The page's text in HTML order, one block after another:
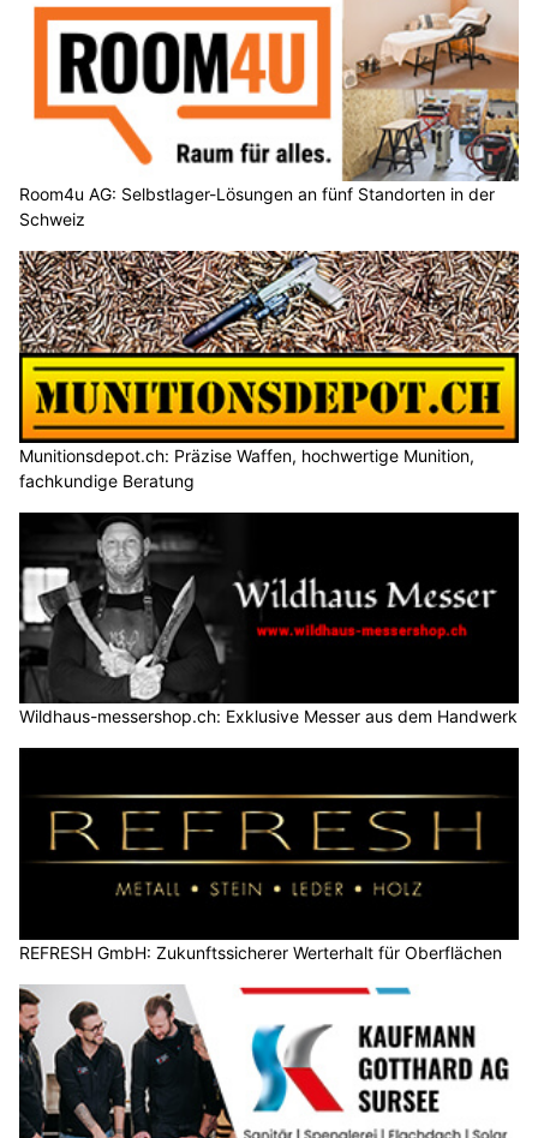
Room4u AG: Selbstlager-Lösungen an fünf Standorten in der
Schweiz
Munitionsdepot.ch: Präzise Waffen, hochwertige Munition,
fachkundige Beratung
Wildhaus-messershop.ch: Exklusive Messer aus dem Handwerk
REFRESH GmbH: Zukunftssicherer Werterhalt für Oberflächen